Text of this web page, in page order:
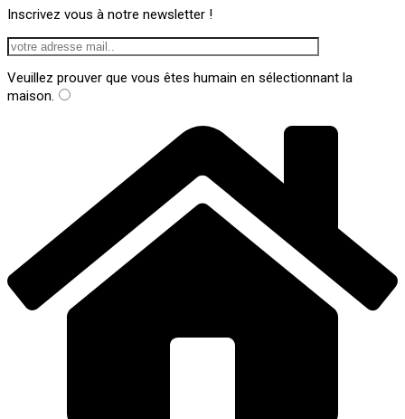
Inscrivez vous à notre newsletter !
Veuillez prouver que vous êtes humain en sélectionnant la
maison.